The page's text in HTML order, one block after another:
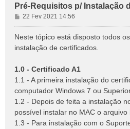
Pré-Requisitos p/ Instalação
M
e
n
e
m
22 Fev 2021 14:56
Neste tópico está disposto todos
instalação de certificados.
1.0 - Certificado A1
1.1 - A primeira instalação do
computador Windows 7 ou
1.2 - Depois de feita a instalação
possível instalar no MAC o arquivo
1.3 - Para instalação com o